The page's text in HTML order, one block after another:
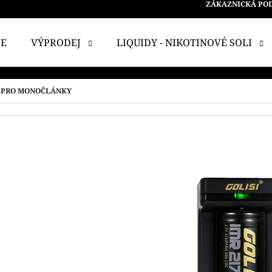
ZÁKAZNICKÁ
VÝPRODEJ LIQUIDY - NIKOTINOVÉ SOLI
MONOČLÁNKY
NAJÍT?